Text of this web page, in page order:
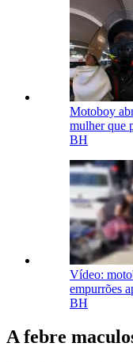
Motoboy
mulher que
BH
Vídeo:
empurrões
BH
A febre